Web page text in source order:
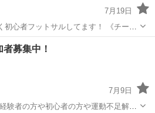
7月19日
フットサルしてます！ 《チーム
が半年先までは確定してますよ）
ツ 会場
募集中！
7月9日